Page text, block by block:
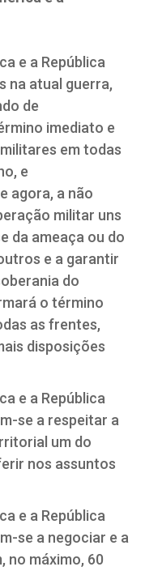
e a República
na atual guerra,
de
imediato e
em todas
e
agora, a não
militar uns
da ameaça ou do
e a garantir
do
o término
as frentes,
disposições
e a República
se a respeitar a
um do
nos assuntos
e a República
se a negociar e a
no máximo, 60